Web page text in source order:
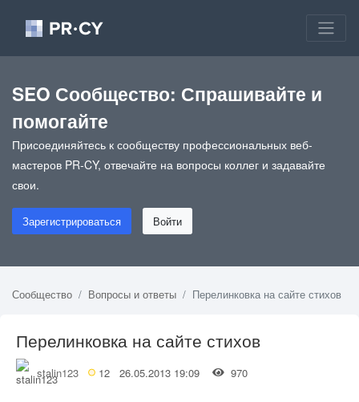
SEO Сообщество: Спрашивайте и
помогайте
Присоединяйтесь к сообществу профессиональных веб-
мастеров PR-CY, отвечайте на вопросы коллег и задавайте
свои.
Зарегистрироваться Войти
Сообщество Вопросы и ответы Перелинковка на сайте стихов
Перелинковка на сайте стихов
stalin123 12 26.05.2013 19:09 970